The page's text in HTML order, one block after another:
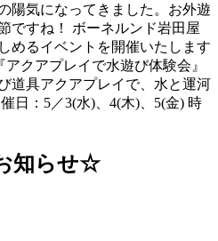
陽気になってきました。お外遊
ですね！ ボーネルンド岩田屋
めるイベントを開催いたします
クアプレイで水遊び体験会』
道具アクアプレイで、水と運河
日：5／3(水)、4(木)、5(金) 時
知らせ☆